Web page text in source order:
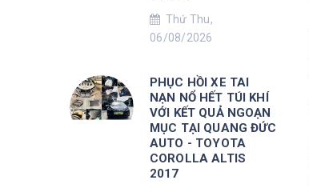
Thứ Thu,
06/08/2026
PHỤC HỒI XE TAI
NẠN NỔ HẾT TÚI KHÍ
VỚI KẾT QUẢ NGOẠN
MỤC TẠI QUANG ĐỨC
AUTO - TOYOTA
COROLLA ALTIS
2017